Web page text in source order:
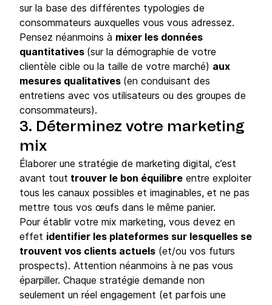
sur la base des différentes typologies de
consommateurs auxquelles vous vous adressez.
Pensez néanmoins à mixer les données
quantitatives (sur la démographie de votre
clientèle cible ou la taille de votre marché) aux
mesures qualitatives (en conduisant des
entretiens avec vos utilisateurs ou des groupes de
consommateurs).
3. Déterminez votre marketing
mix
Élaborer une stratégie de marketing digital, c’est
avant tout trouver le bon équilibre entre exploiter
tous les canaux possibles et imaginables, et ne pas
mettre tous vos œufs dans le même panier.
Pour établir votre mix marketing, vous devez en
effet identifier les plateformes sur lesquelles se
trouvent vos clients actuels (et/ou vos futurs
prospects). Attention néanmoins à ne pas vous
éparpiller. Chaque stratégie demande non
seulement un réel engagement (et parfois une